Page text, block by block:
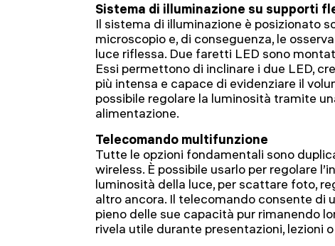
Sistema di illuminazione su supporti
Il sistema di illuminazione è posizionato
microscopio e, di conseguenza, le
luce riflessa. Due faretti LED sono
Essi permettono di inclinare i due LED,
più intensa e capace di evidenziare il
possibile regolare la luminosità tramite
alimentazione.
Telecomando multifunzione
Tutte le opzioni fondamentali sono
wireless. È possibile usarlo per regolare
luminosità della luce, per scattare foto,
altro ancora. Il telecomando consente di
pieno delle sue capacità pur rimanendo
rivela utile durante presentazioni, lezioni